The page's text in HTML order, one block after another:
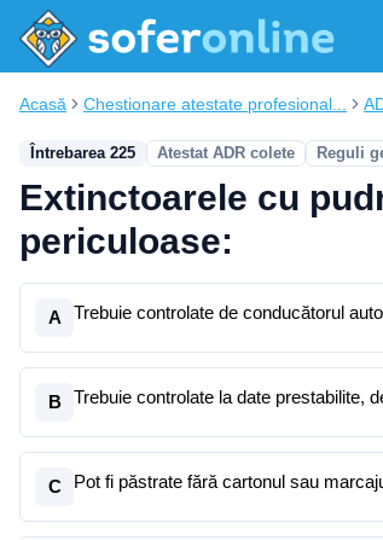
Acasă Chestionare atestate profesional...
Întrebarea 225 Atestat ADR colete Reguli
Extinctoarele cu
periculoase:
A Trebuie controlate de conducătorul auto
B Trebuie controlate la date prestabilite,
C Pot fi păstrate fără cartonul sau